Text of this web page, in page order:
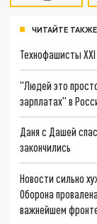
ЧИТАЙТЕ
Технофашисты XXI
"Людей это
зарплатах" в
Даня с Дашей
закончились
Новости сильно
Оборона
важнейшем